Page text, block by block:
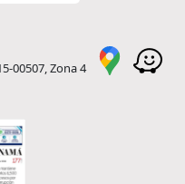
00507, Zona 4